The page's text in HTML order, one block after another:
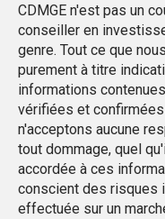
CDMGE n'est pas un
conseiller en
genre. Tout ce que
purement à titre
informations
vérifiées et
n'acceptons aucune
tout dommage, quel
accordée à ces
conscient des risques
effectuée sur un